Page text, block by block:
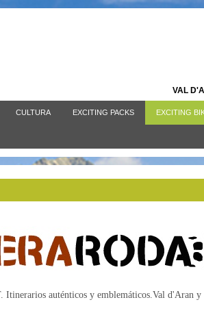
Jump to navigation
VAL
CULTURA EXCITING PACKS EXCITING
Itinerarios auténticos y emblemáticos. Val d'Aran y